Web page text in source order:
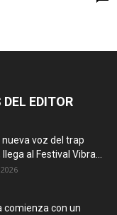
EDITOR
nueva voz del trap
al Festival Vibra...
comienza con un